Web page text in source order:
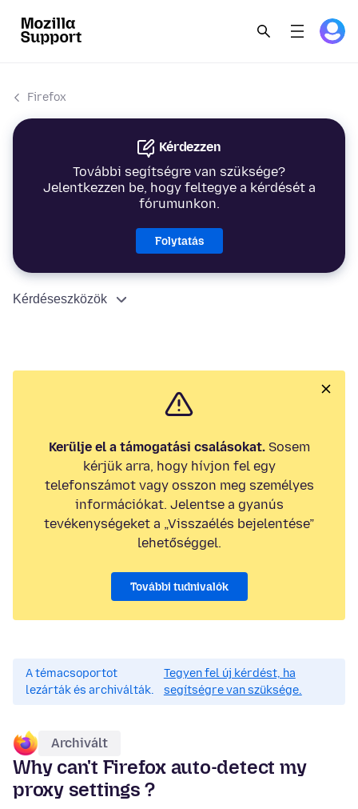
Firefox
Kérdezzen
További segítségre van szüksége?
Jelentkezzen be, hogy feltegye a kérdését a
fórumunkon.
Folytatás
Kérdéseszközök
Kerülje el a támogatási csalásokat.Sosem
kérjük arra, hogy hívjon fel egy
telefonszámot vagy osszon meg személyes
információkat. Jelentse a gyanús
tevékenységeket a „Visszaélés bejelentése”
lehetőséggel.
További tudnivalók
A témacsoportot
lezárták és archiválták.
Tegyen fel új kérdést, ha
segítségre van szüksége.
Archivált
Why can't Firefox auto-detect my
proxy settings ?